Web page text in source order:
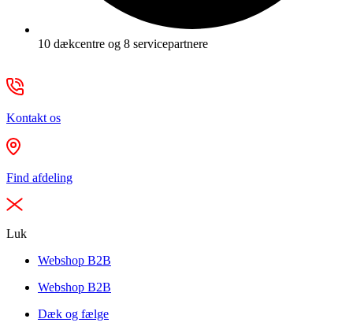
10 dækcentre og 8 servicepartnere
Kontakt os
Find afdeling
Luk
Webshop B2B
Webshop B2B
Dæk og fælge